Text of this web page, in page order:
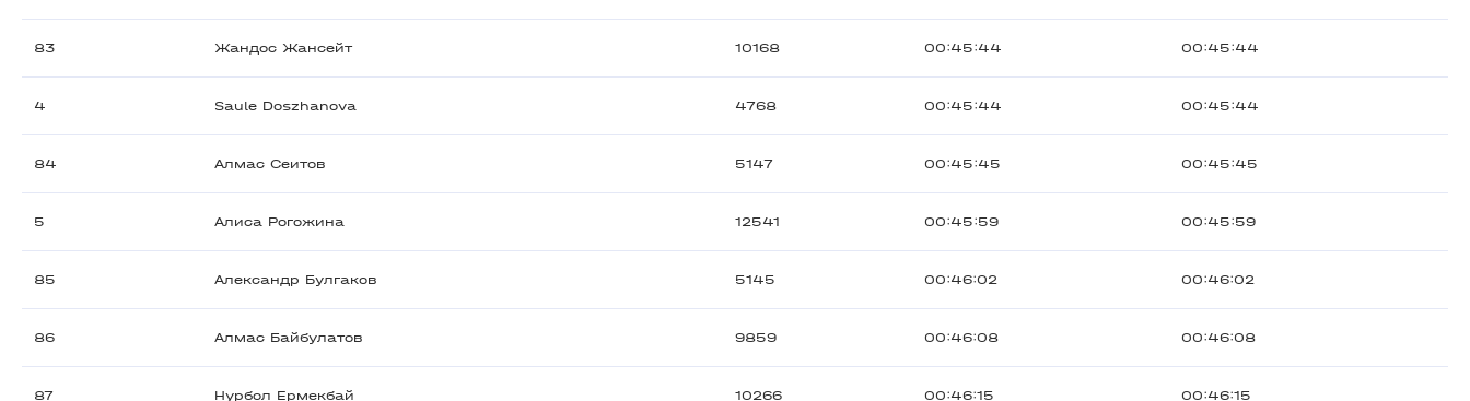
83 Жандос Жансейт 10168 00:45:44 00:45:44
4 Saule Doszhanova 4768 00:45:44 00:45:44
84 Алмас Сеитов 5147 00:45:45 00:45:45
5 Алиса Рогожина 12541 00:45:59 00:45:59
85 Александр Булгаков 5145 00:46:02 00:46:02
86 Алмас Байбулатов 9859 00:46:08 00:46:08
87 Нурбол Ермекбай 10266 00:46:15 00:46:15